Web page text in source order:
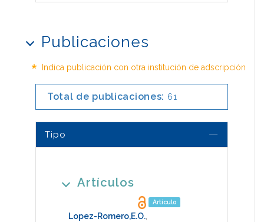
Publicaciones
* Indica publicación con otra institución de adscripción
Total de publicaciones: 61
Tipo
Artículos
Artículo
Lopez-Romero,E.O.,